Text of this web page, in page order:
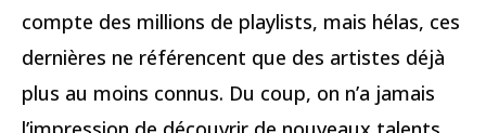
compte des millions de playlists, mais hélas, ces
dernières ne référencent que des artistes déjà
plus au moins connus. Du coup, on n’a jamais